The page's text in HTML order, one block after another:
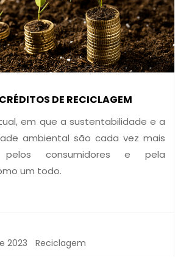
DE RECICLAGEM
em que a sustentabilidade e a
ambiental são cada vez mais
pelos consumidores e pela
um todo.
2023 Reciclagem